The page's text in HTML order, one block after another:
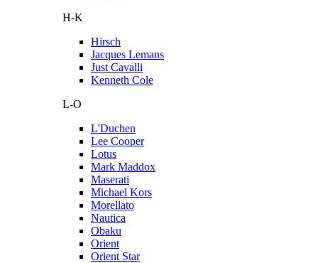
H-K
Hirsch
Jacques Lemans
Just Cavalli
Kenneth Cole
L-O
L'Duchen
Lee Cooper
Lotus
Mark Maddox
Maserati
Michael Kors
Morellato
Nautica
Obaku
Orient
Orient Star